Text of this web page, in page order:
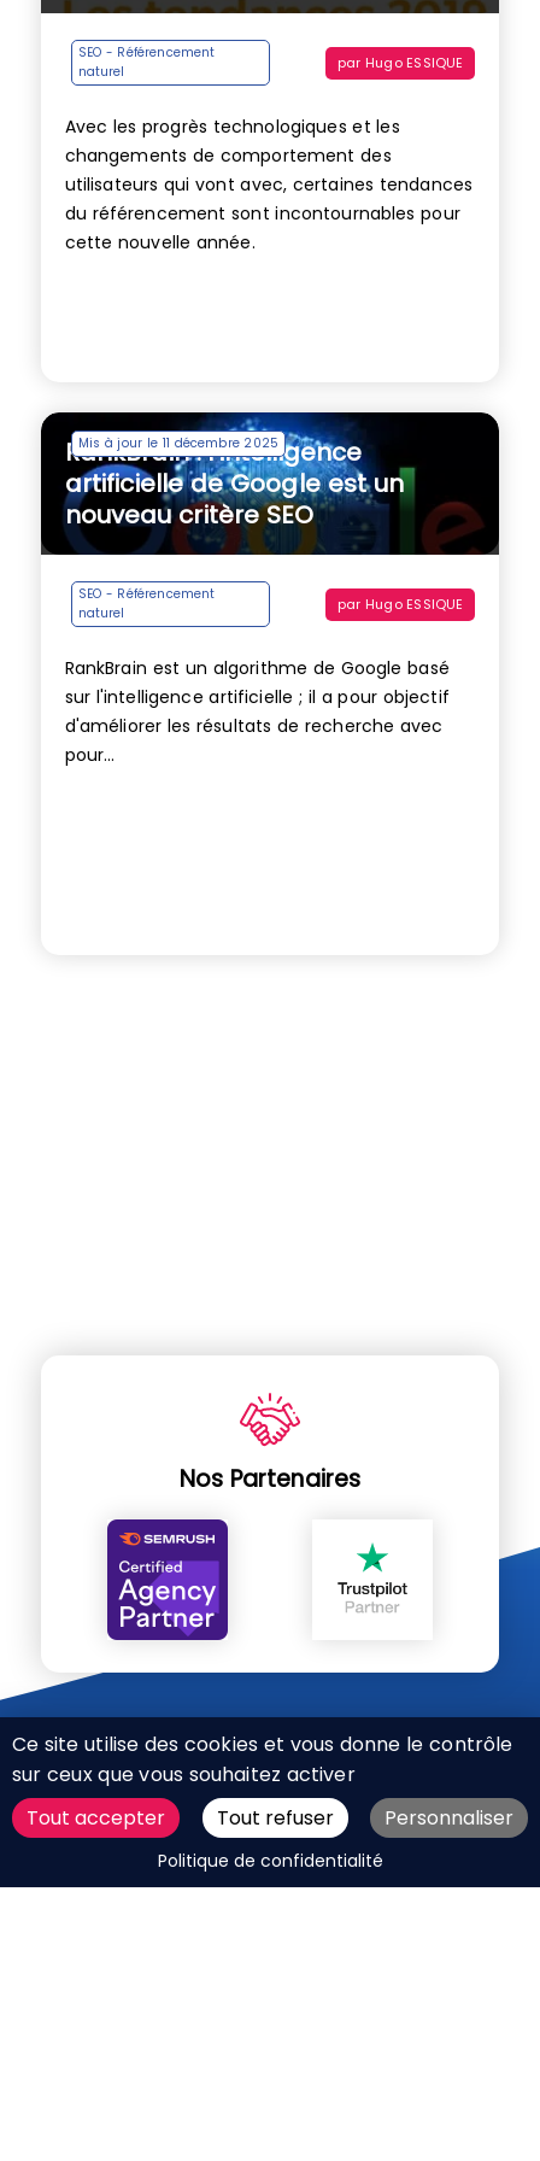
SEO - Référencement
naturel
par Hugo ESSIQUE
Avec les progrès technologiques et les
changements de comportement des
utilisateurs qui vont avec, certaines tendances
du référencement sont incontournables pour
cette nouvelle année.
Mis à jour le 11 décembre 2025
RankBrain : l’intelligence
artificielle de Google est un
nouveau critère SEO
SEO - Référencement
naturel
par Hugo ESSIQUE
RankBrain est un algorithme de Google basé
sur l'intelligence artificielle ; il a pour objectif
d'améliorer les résultats de recherche avec
pour...
DEMANDER UN DEVIS
Nos Partenaires
CHARTE RÉSEAUX SOCIAUX
MENTIONS LÉGALES
Ce site utilise des cookies et vous donne le contrôle
sur ceux que vous souhaitez activer
Tout accepter
Tout refuser Personnaliser
Politique de confidentialité